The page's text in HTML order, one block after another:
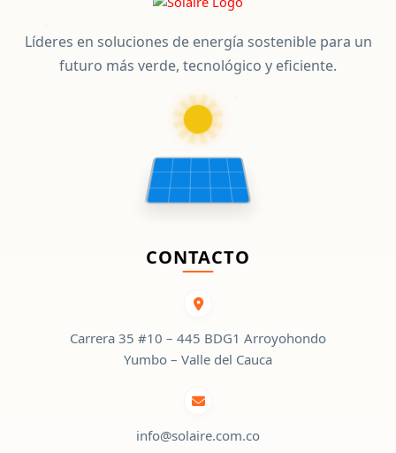
Líderes en soluciones de energía sostenible para un
futuro más verde, tecnológico y eficiente.
CONTACTO
Carrera 35 #10 – 445 BDG1 Arroyohondo
Yumbo – Valle del Cauca
info@solaire.com.co